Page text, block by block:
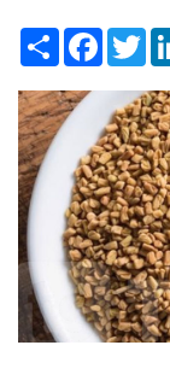
Share
FacebookTwitter